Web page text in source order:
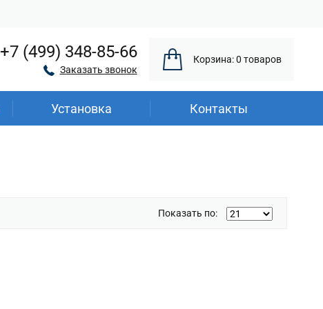
+7 (499) 348-85-66
Заказать звонок
Корзина: 0 товаров
Установка Контакты
Показать по: